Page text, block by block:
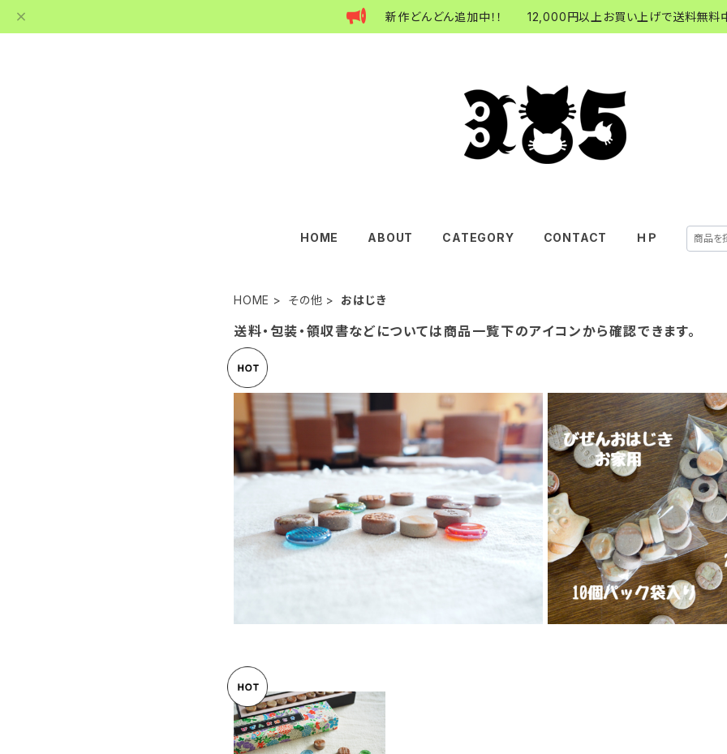
新作どんどん追加中！！ 12,000円以上お買い上げで送料無料中
HOME ABOUT CATEGORY CONTACT ＨＰ
HOME その他 おはじき
送料・包装・領収書などについては商品一覧下のアイコンから確認できます。
おはじき／備前焼／おうち用／10個
¥880
おはじき／備前焼／
¥1,650
おはじき／備前焼／贈
答用／10個入り化粧箱